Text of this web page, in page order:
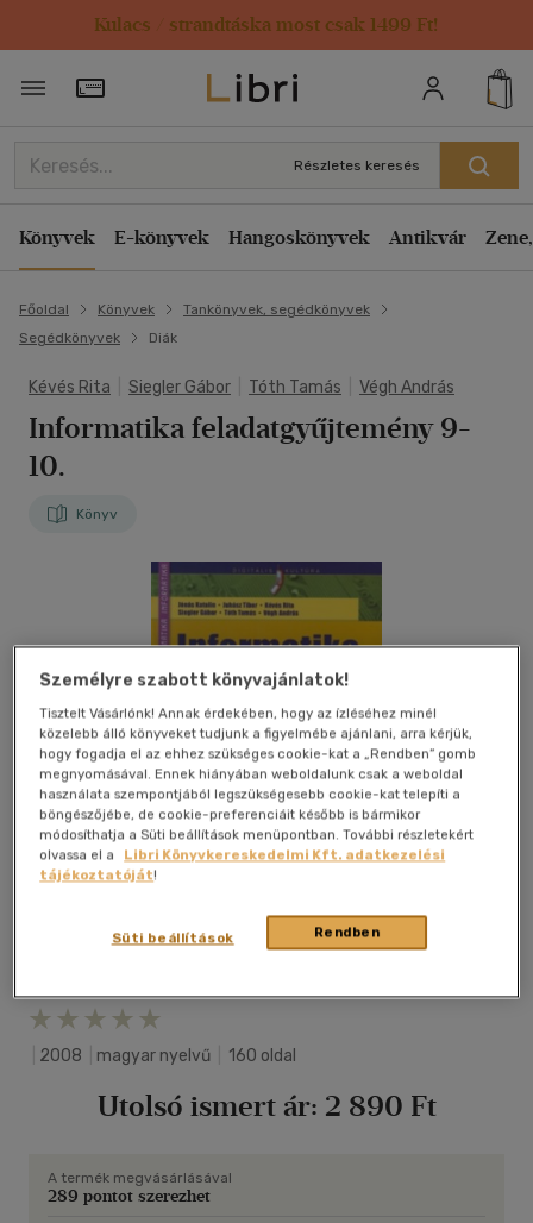
Kulacs / strandtáska most csak 1499 Ft!
Törzsvásárlói Kártya adatai
Részletes keresés
Könyvek E-könyvek Hangoskönyvek Antikvár
Főoldal Könyvek
Tankönyvek, segédkönyvek
Segédkönyvek
Diák
Kévés Rita Siegler Gábor Tóth Tamás Végh András
Informatika feladatgyűjtemény 9-
10.
Könyv
2008 magyar nyelvű 160 oldal
Utolsó ismert ár: 2 890 Ft
A termék megvásárlásával
289 pontot szerezhet
Személyre szabott könyvajánlatok!
Tisztelt Vásárlónk! Annak érdekében, hogy az ízléséhez minél
közelebb álló könyveket tudjunk a figyelmébe ajánlani, arra kérjük,
hogy fogadja el az ehhez szükséges cookie-kat a „Rendben” gomb
megnyomásával. Ennek hiányában weboldalunk csak a weboldal
használata szempontjából legszükségesebb cookie-kat telepíti a
böngészőjébe, de cookie-preferenciáit később is bármikor
módosíthatja a Süti beállítások menüpontban. További részletekért
olvassa el a
Libri Könyvkereskedelmi Kft. adatkezelési
tájékoztatóját!
Rendben
Süti beállítások